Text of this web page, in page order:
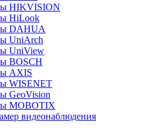
HIKVISION
HiLook
DAHUA
UniArch
UniView
BOSCH
AXIS
WISENET
GeoVision
MOBOTIX
видеонаблюдения